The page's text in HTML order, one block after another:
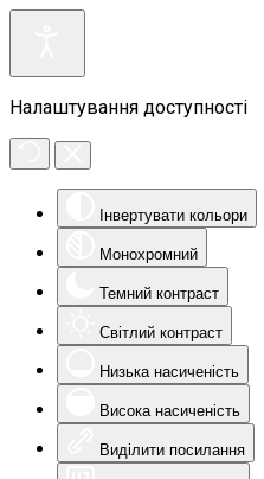
Налаштування доступності
Інвертувати кольори
Монохромний
Темний контраст
Світлий контраст
Низька насиченість
Висока насиченість
Виділити посилання